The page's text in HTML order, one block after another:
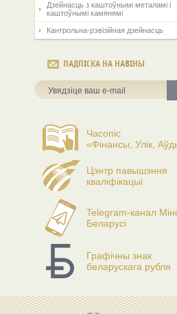
Дзейнасць з каштоўнымі металамі і
каштоўнымі камянямі
Кантрольна-рэвізійная дзейнасць
ПАДПІСКА НА НАВІНЫ
Часопіс
«Фінансы, Улік,
Цэнтр павышэння
кваліфікацыі
Telegram-канал
Беларусі
Графічны знак
беларускага рубля